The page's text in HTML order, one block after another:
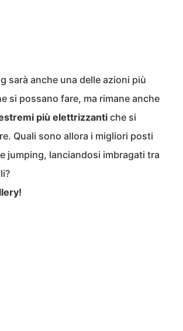
sarà anche una delle azioni più
si possano fare, ma rimane anche
più elettrizzanti che si
Quali sono allora i migliori posti
jumping, lanciandosi imbragati tra